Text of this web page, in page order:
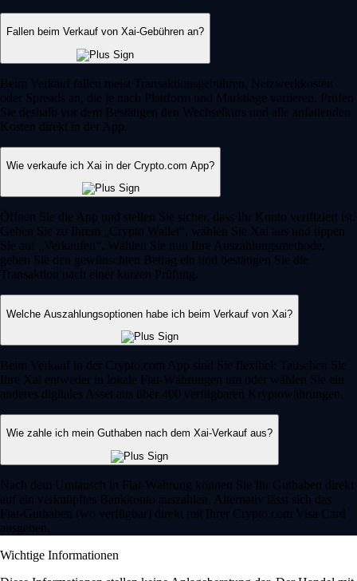
Fallen beim Verkauf von Xai-Gebühren an?
Beim Verkauf fallen meist Transaktionsgebühren, Netzwerkkosten
oder Spreads an, die je nach Plattform und Marktlage variieren. Prüfen
Sie deshalb vor dem Bestätigen den Wechselkurs und alle anfallenden
Kosten direkt in der App.
Wie verkaufe ich Xai in der Crypto.com App?
Öffnen Sie die App und stellen Sie sicher, dass Ihr Konto verifiziert ist.
Gehen Sie zu Ihrem „Crypto Wallet“, wählen Sie Xai aus und tippen
Sie auf „Verkaufen“. Wählen Sie nun Ihre Auszahlungsmethode,
geben Sie den gewünschten Betrag ein und bestätigen Sie die
Transaktion nach einer kurzen Prüfung.
Welche Auszahlungsoptionen habe ich beim Verkauf von Xai?
Beim Verkauf in der Crypto.com App sind Sie flexibel: Tauschen Sie
Ihre Xai entweder in lokale Fiat-Währungen um oder wählen Sie ein
anderes digitales Asset aus über 400 verfügbaren Kryptowährungen.
Wie zahle ich mein Guthaben nach dem Xai-Verkauf aus?
Nach dem Umtausch in Fiat-Währung können Sie Ihr Guthaben direkt
auf ein verknüpftes Bankkonto auszahlen. Alternativ lässt sich das
Fiat-Guthaben (wo verfügbar) direkt mit Ihrer Crypto.com Visa Card
ausgeben.
Wichtige Informationen